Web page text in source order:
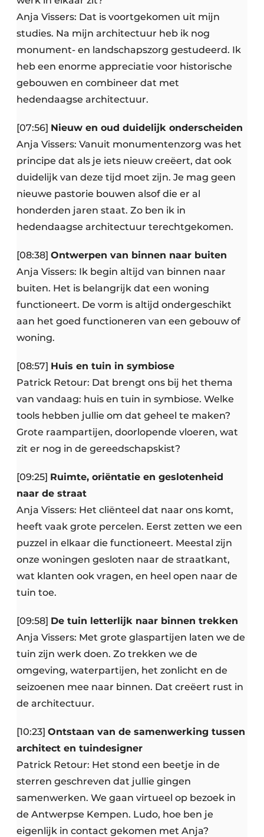
Anja Vissers: Dat is voortgekomen uit mijn
studies. Na mijn architectuur heb ik nog
monument- en landschapszorg gestudeerd. Ik
heb een enorme appreciatie voor historische
gebouwen en combineer dat met
hedendaagse architectuur.
[07:56] Nieuw en oud duidelijk onderscheiden
Anja Vissers: Vanuit monumentenzorg was het
principe dat als je iets nieuw creëert, dat ook
duidelijk van deze tijd moet zijn. Je mag geen
nieuwe pastorie bouwen alsof die er al
honderden jaren staat. Zo ben ik in
hedendaagse architectuur terechtgekomen.
[08:38] Ontwerpen van binnen naar buiten
Anja Vissers: Ik begin altijd van binnen naar
buiten. Het is belangrijk dat een woning
functioneert. De vorm is altijd ondergeschikt
aan het goed functioneren van een gebouw of
woning.
[08:57] Huis en tuin in symbiose
Patrick Retour: Dat brengt ons bij het thema
van vandaag: huis en tuin in symbiose. Welke
tools hebben jullie om dat geheel te maken?
Grote raampartijen, doorlopende vloeren, wat
zit er nog in de gereedschapskist?
[09:25] Ruimte, oriëntatie en geslotenheid
naar de straat
Anja Vissers: Het cliënteel dat naar ons komt,
heeft vaak grote percelen. Eerst zetten we een
puzzel in elkaar die functioneert. Meestal zijn
onze woningen gesloten naar de straatkant,
wat klanten ook vragen, en heel open naar de
tuin toe.
[09:58] De tuin letterlijk naar binnen trekken
Anja Vissers: Met grote glaspartijen laten we de
tuin zijn werk doen. Zo trekken we de
omgeving, waterpartijen, het zonlicht en de
seizoenen mee naar binnen. Dat creëert rust in
de architectuur.
[10:23] Ontstaan van de samenwerking tussen
architect en tuindesigner
Patrick Retour: Het stond een beetje in de
sterren geschreven dat jullie gingen
samenwerken. We gaan virtueel op bezoek in
de Antwerpse Kempen. Ludo, hoe ben je
eigenlijk in contact gekomen met Anja?